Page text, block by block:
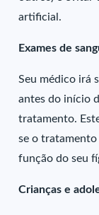
artificial.
Exames de
Seu médico irá
antes do início
tratamento.
se o tratamento
função do seu
Crianças e